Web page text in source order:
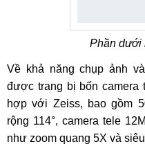
Phần dưới
Về khả năng chụp ảnh
được trang bị bốn camera
hợp với Zeiss, bao gồm
rộng 114°, camera tele
như zoom quang 5X và